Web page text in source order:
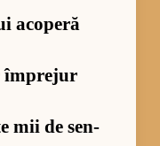
aco­peră
îm­pre­jur
mii de sen­